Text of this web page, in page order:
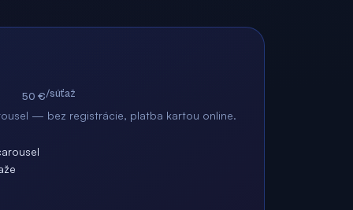
50 €/súťaž
— bez registrácie, platba kartou online.